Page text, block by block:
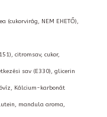
(cukorvirág, NEM EHETŐ),
citromsav, cukor,
sav (E330), glicerin
Kálcium-karbonát
mandula aroma,